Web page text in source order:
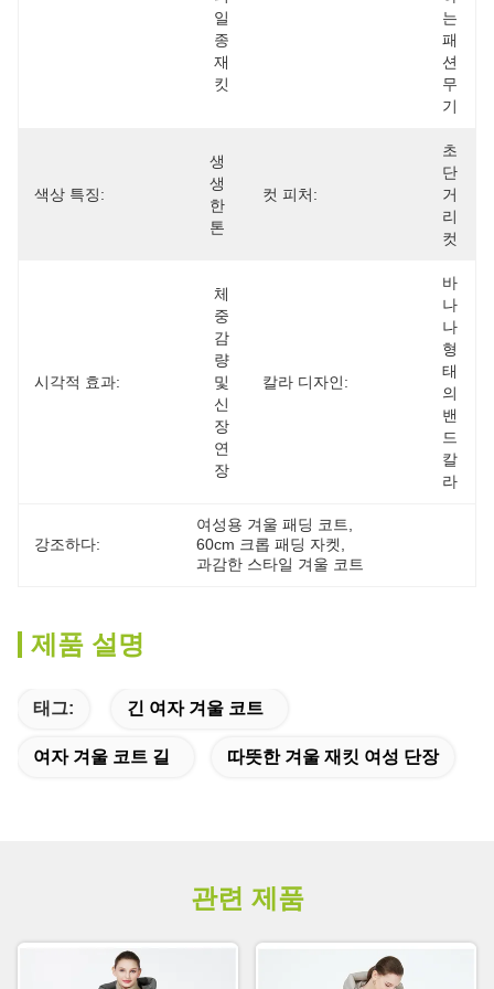
일
종
재
킷
는
패
션
무
기
색상 특징:
생
생
한
톤
컷 피처:
초
단
거
리
컷
‌시각적 효과:
체
중
감
량
및
신
장
연
장
‌칼라 ​​디자인:
바
나
나
형
태
의
밴
드
칼
라
강조하다:
여성용 겨울 패딩 코트
60cm 크롭 패딩 자켓
과감한 스타일 겨울 코트
제품 설명
태그: 긴 여자 겨울 코트
여자 겨울 코트 길 따뜻한 겨울 재킷 여성 단장
관련 제품